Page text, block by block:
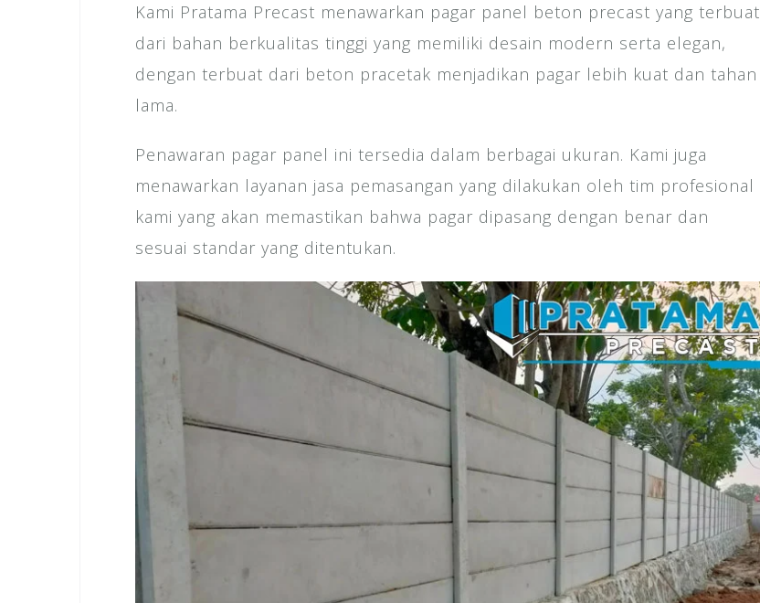
Kami Pratama Precast menawarkan pagar panel beton precast yang terbuat
dari bahan berkualitas tinggi yang memiliki desain modern serta elegan,
dengan terbuat dari beton pracetak menjadikan pagar lebih kuat dan tahan
lama.
Penawaran pagar panel ini tersedia dalam berbagai ukuran. Kami juga
menawarkan layanan jasa pemasangan yang dilakukan oleh tim profesional
kami yang akan memastikan bahwa pagar dipasang dengan benar dan
sesuai standar yang ditentukan.